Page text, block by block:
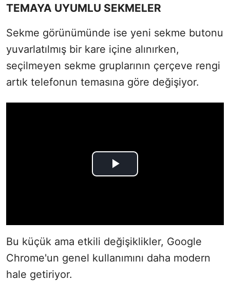
TEMAYA UYUMLU SEKMELER
Sekme görünümünde ise yeni sekme butonu
yuvarlatılmış bir kare içine alınırken,
seçilmeyen sekme gruplarının çerçeve rengi
artık telefonun temasına göre değişiyor.
Bu küçük ama etkili değişiklikler, Google
Chrome'un genel kullanımını daha modern
hale getiriyor.